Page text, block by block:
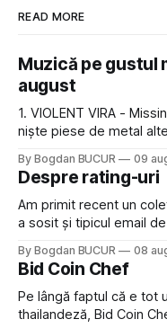
READ MORE
Muzică pe gustul
august
1. VIOLENT VIRA -
niște piese de metal
acest gen. E genul de
acum 15-20 de ani și mă
By Bogdan BUCUR 09
Despre rating-uri
Am primit recent un
a sosit și tipicul email
feedback-ului și eram în
click să le las un rating.
By Bogdan BUCUR 08
Bid Coin Chef
Pe lângă faptul că e tot
thailandeză, Bid Coin